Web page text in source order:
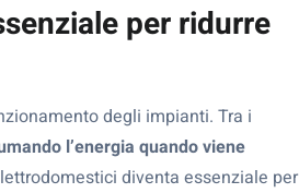
per ridurre
degli impianti. Tra i
l’energia quando viene
diventa essenziale per